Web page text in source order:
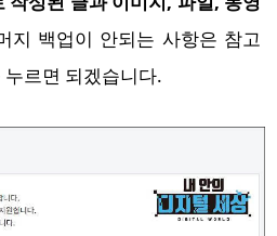
지 백업이 안되는 사항은 참고
누르면 되겠습니다.